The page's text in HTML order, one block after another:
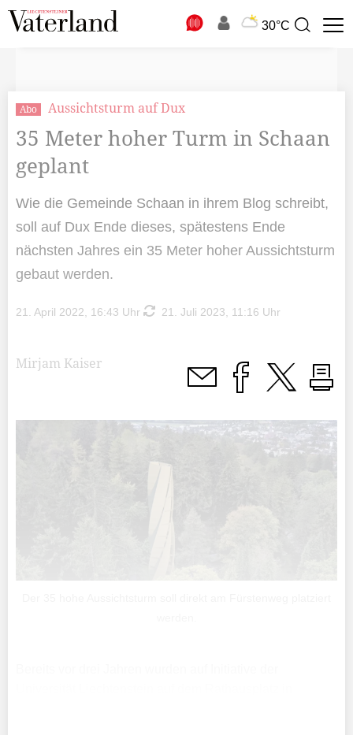
30°C
Suchbegriff
Abo Aussichtsturm auf Dux
35 Meter hoher Turm in Schaan
geplant
Wie die Gemeinde Schaan in ihrem Blog schreibt,
soll auf Dux Ende dieses, spätestens Ende
nächsten Jahres ein 35 Meter hoher Aussichtsturm
gebaut werden.
21. April 2022, 16:43 Uhr 21. Juli 2023, 11:16 Uhr
Mirjam Kaiser